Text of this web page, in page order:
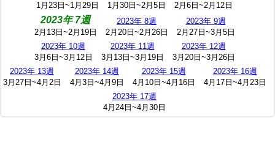
1月23日~1月29日
1月30日~2月5日
2月6日~2月12日
2023年 7週
2月13日~2月19日
2023年 8週
2月20日~2月26日
2023年 9週
2月27日~3月5日
2023年 10週
3月6日~3月12日
2023年 11週
3月13日~3月19日
2023年 12週
3月20日~3月26日
2023年 13週
3月27日~4月2日
2023年 14週
4月3日~4月9日
2023年 15週
4月10日~4月16日
2023年 16週
4月17日~4月23日
2023年 17週
4月24日~4月30日